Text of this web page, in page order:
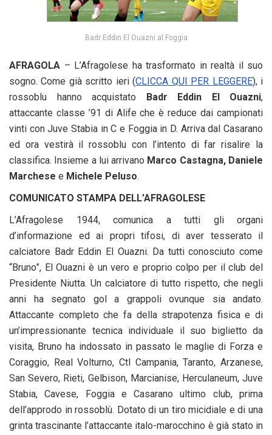
Badr Eddin El Ouazni al Foggia
AFRAGOLA – L’Afragolese ha trasformato in realtà il suo
sogno. Come già scritto ieri (CLICCA QUI PER LEGGERE), i
rossoblu hanno acquistato
Badr Eddin El Ouazni,
attaccante classe ’91 di Alife che è reduce dai campionati
vinti con Juve Stabia in C e Foggia in D. Arriva dal Casarano
ed ora vestirà il rossoblu con l’intento di far risalire la
classifica. Insieme a lui arrivano Marco Castagna, Daniele
Marchese e Michele Peluso.
COMUNICATO STAMPA DELL’AFRAGOLESE
L’Afragolese 1944, comunica a tutti gli organi
d’informazione ed ai propri tifosi, di aver tesserato il
calciatore Badr Eddin El Ouazni. Da tutti conosciuto come
“Bruno”, El Ouazni è un vero e proprio colpo per il club del
Presidente Niutta. Un calciatore di tutto rispetto, che negli
anni ha segnato gol a grappoli ovunque sia andato.
Attaccante completo che fa della strapotenza fisica e di
un’impressionante tecnica individuale il suo biglietto da
visita, Bruno ha indossato in passato le maglie di Forza e
Coraggio, Real Volturno, Ctl Campania, Taranto, Arzanese,
San Severo, Rieti, Gelbison, Marcianise, Herculaneum, Juve
Stabia, Cavese, Foggia e Casarano ultimo club, prima
dell’approdo in rossoblù. Dotato di un tiro micidiale e di una
grinta trascinante l’attaccante italo-marocchino è già stato in